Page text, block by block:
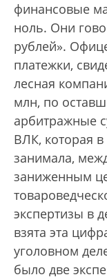
финансовые
ноль. Они
рублей».
платежки,
лесная
млн, по
арбитражные
ВЛК, которая
занимала,
заниженным
экспертизы в
взята эта
уголовном
было две